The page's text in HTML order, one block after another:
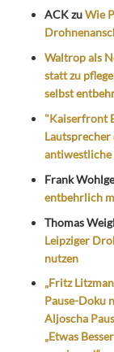
ACKzuWie
Waltrop als
statt zu
selbst
"Kaiserfront
antiwestliche
Frank
entbehrlich
Thomas
Leipziger
nutzen
„Fritz
Pause-Doku
Aljoscha
„Etwas